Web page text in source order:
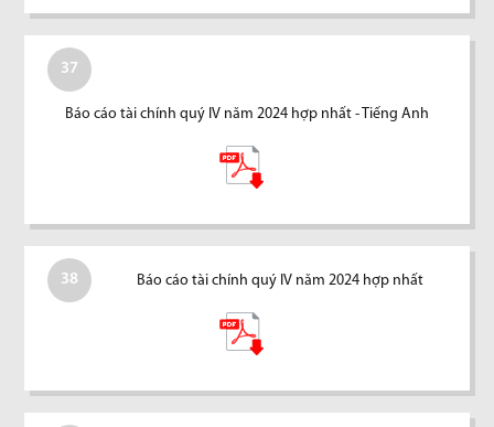
37
Báo cáo tài chính quý IV năm 2024 hợp nhất - Tiếng Anh
38 Báo cáo tài chính quý IV năm 2024 hợp nhất